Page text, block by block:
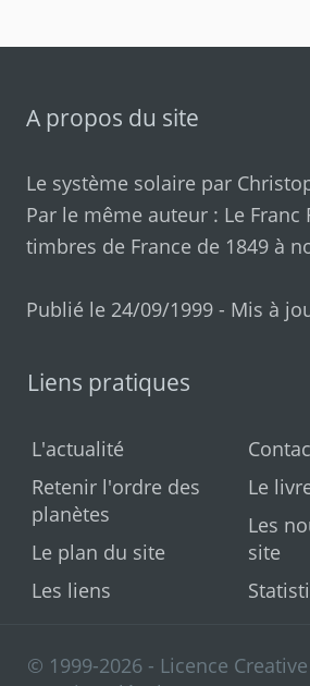
A propos du site
Le système solaire par
Par le même auteur : Le Franc
timbres de France de 1849 à
Publié le 24/09/1999 - Mis à
Liens pratiques
L'actualité
Retenir l'ordre des
planètes
Le plan du site
Les liens
Le
Les
site
© 1999-2026 - Licence